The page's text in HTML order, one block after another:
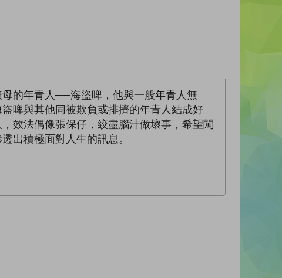
的年青人──海盜啤，他與一般年青人無
啤與其他同被欺負或排擠的年青人結成好
效法偶像張保仔，絞盡腦汁做壞事，希望闖
出積極面對人生的訊息。